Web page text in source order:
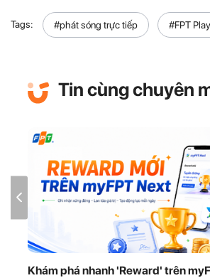
Tags: #phát sóng trực tiếp #FPT Play
Tin cùng chuyên
Khám phá nhanh 'Reward' trên